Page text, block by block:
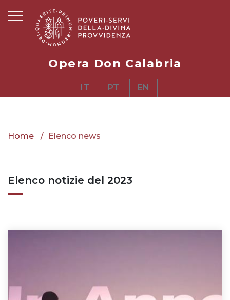
Opera Don Calabria
IT PT EN
Home Elenco news
Elenco notizie del 2023